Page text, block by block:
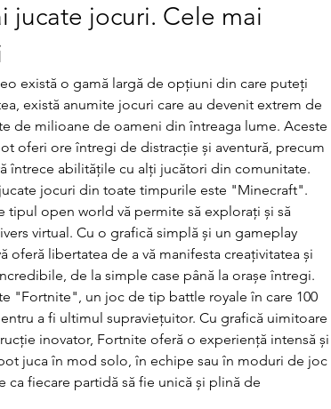
jucate jocuri. Cele mai
există o gamă largă de opțiuni din care puteți
există anumite jocuri care au devenit extrem de
de milioane de oameni din întreaga lume. Aceste
oferi ore întregi de distracție și aventură, precum
întrece abilitățile cu alți jucători din comunitate.
jocuri din toate timpurile este "Minecraft".
tipul open world vă permite să explorați și să
virtual. Cu o grafică simplă și un gameplay
oferă libertatea de a vă manifesta creațivitatea și
de la simple case până la orașe întregi.
"Fortnite", un joc de tip battle royale în care 100
a fi ultimul supraviețuitor. Cu grafică uimitoare
inovator, Fortnite oferă o experiență intensă și
juca în mod solo, în echipe sau în moduri de joc
ca fiecare partidă să fie unică și plină de